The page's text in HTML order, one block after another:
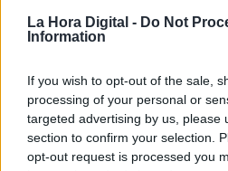
La Hora Digital - Do Not
Information
If you wish to opt-out of the sale,
processing of your personal or
targeted advertising by us, please
section to confirm your selection.
opt-out request is processed you
¿La
es
una tercera